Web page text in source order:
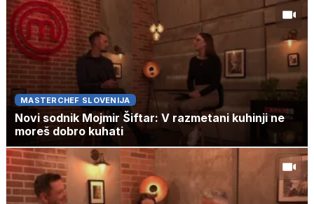
MASTERCHEF SLOVENIJA
Novi sodnik Mojmir Šiftar: V razmetani kuhinji ne
moreš dobro kuhati